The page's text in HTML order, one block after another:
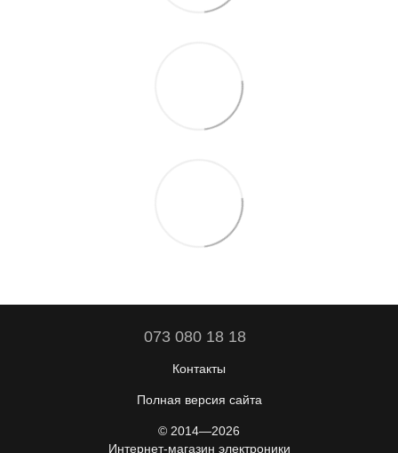
073 080 18 18
Контакты
Полная версия сайта
© 2014—2026
Интернет-магазин электроники